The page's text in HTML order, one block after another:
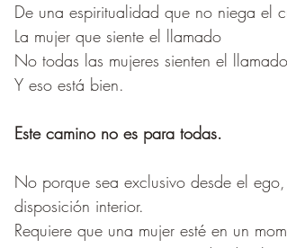
De una espiritualidad que no niega el
La mujer que siente el llamado
No todas las mujeres sienten el
Y eso está bien.
Este camino no es para todas.
No porque sea exclusivo desde el
disposición interior.
Requiere que una mujer esté en un